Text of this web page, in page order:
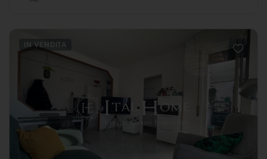
IN VENDITA